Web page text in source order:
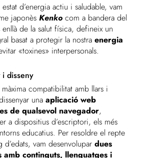
d’energia actiu i saludable, vam
japonès Kenkocom a bandera del
de la salut física, defineix un
basat a protegir la nostra energia
«toxines» interpersonals.
disseny
compatibilitat amb llars i
unaaplicació web
de qualsevol navegador,
a dispositius d’escriptori, els més
educatius. Per resoldre el repte
d’edats, vam desenvolupardues
amb continguts, llenguatges i